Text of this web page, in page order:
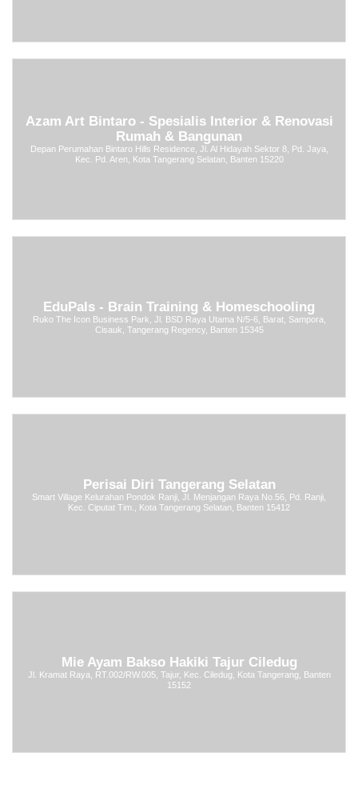
Azam Art Bintaro - Spesialis Interior & Renovasi
Rumah & Bangunan
Depan Perumahan Bintaro Hills Residence, Jl. Al Hidayah Sektor 8, Pd. Jaya,
Kec. Pd. Aren, Kota Tangerang Selatan, Banten 15220
EduPals - Brain Training & Homeschooling
Ruko The Icon Business Park, Jl. BSD Raya Utama N/5-6, Barat, Sampora,
Cisauk, Tangerang Regency, Banten 15345
Perisai Diri Tangerang Selatan
Smart Village Kelurahan Pondok Ranji, Jl. Menjangan Raya No.56, Pd. Ranji,
Kec. Ciputat Tim., Kota Tangerang Selatan, Banten 15412
Mie Ayam Bakso Hakiki Tajur Ciledug
Jl. Kramat Raya, RT.002/RW.005, Tajur, Kec. Ciledug, Kota Tangerang, Banten
15152